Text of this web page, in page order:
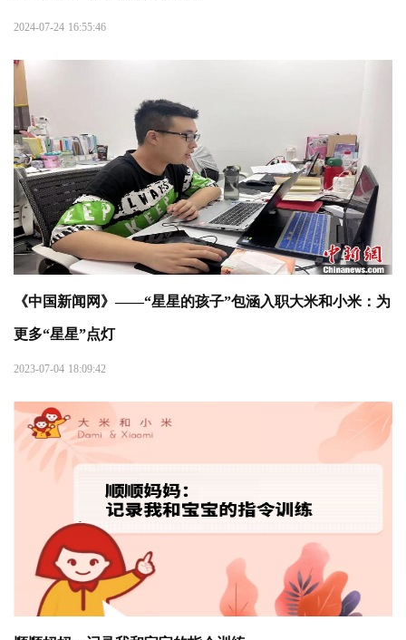
2024-07-24 16:55:46
《中国新闻网》——“星星的孩子”包涵入职大米和小米：为
更多“星星”点灯
2023-07-04 18:09:42